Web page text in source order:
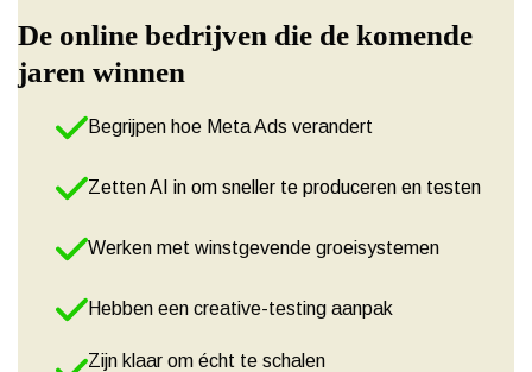
De online bedrijven die de komende
jaren winnen
Begrijpen hoe Meta Ads verandert
Zetten AI in om sneller te produceren en testen
Werken met winstgevende groeisystemen
Hebben een creative-testing aanpak
Zijn klaar om écht te schalen